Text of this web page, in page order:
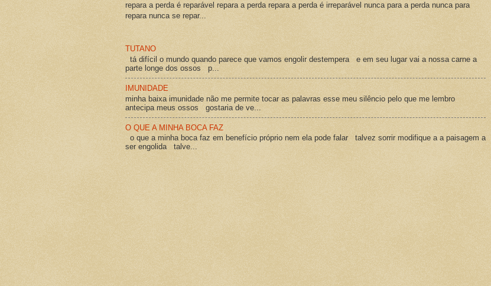
repara a perda é reparável repara a perda repara a perda é irreparável nunca para a perda nunca para
repara nunca se repar...
TUTANO
tá difícil o mundo quando parece que vamos engolir destempera e em seu lugar vai a nossa carne a
parte longe dos ossos p...
IMUNIDADE
minha baixa imunidade não me permite tocar as palavras esse meu silêncio pelo que me lembro
antecipa meus ossos gostaria de ve...
O QUE A MINHA BOCA FAZ
o que a minha boca faz em benefício próprio nem ela pode falar talvez sorrir modifique a a paisagem a
ser engolida talve...